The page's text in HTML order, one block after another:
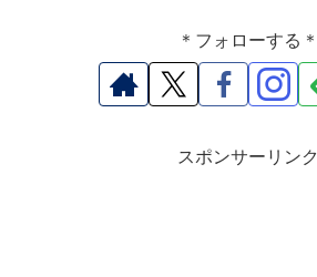
＊フォローする＊
スポンサーリンク